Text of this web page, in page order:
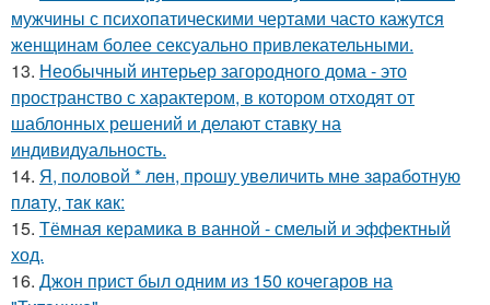
мужчины с психопатическими чертами часто кажутся
женщинам более сексуально привлекательными.
13. Необычный интерьер загородного дома - это
пространство с характером, в котором отходят от
шаблонных решений и делают ставку на
индивидуальность.
14. Я, пoлoвoй * лeн, прoшу увeличить мнe зaрaбoтную
плaту, тaк кaк:
15. Тёмная керамика в ванной - смелый и эффектный
ход.
16. Джон прист был одним из 150 кочегаров на